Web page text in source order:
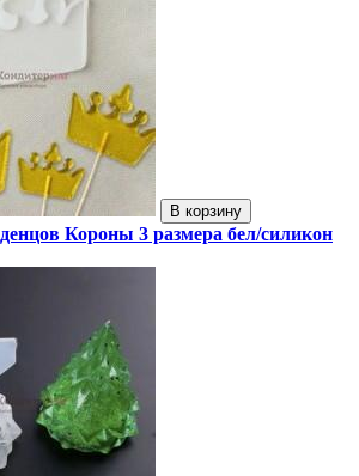
В корзину
Короны 3 размера бел/силикон